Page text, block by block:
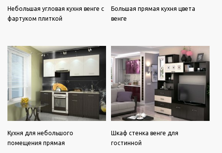
Небольшая угловая кухня венге с
фартуком плиткой
Большая прямая кухня цвета
венге
Кухня для небольшого
помещения прямая
Шкаф стенка венге для
гостинной